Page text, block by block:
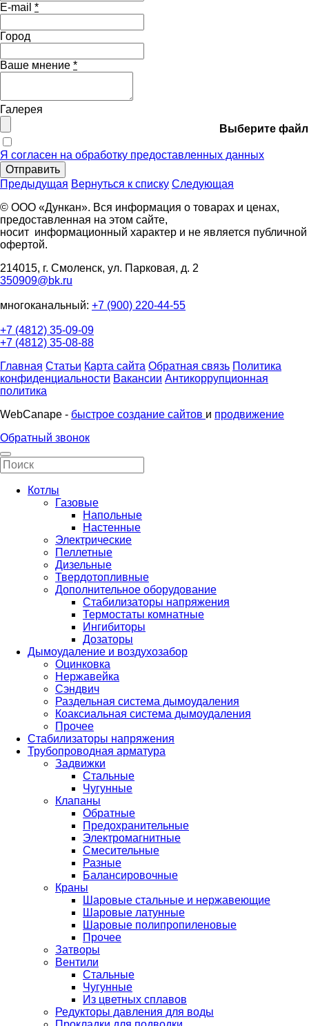
E-mail *
Город
Ваше мнение *
Галерея
Выберите файл
Я согласен на обработку предоставленных данных
Отправить
Предыдущая Вернуться к списку Следующая
© ООО «Дункан». Вся информация о товарах и ценах,
предоставленная на этом сайте,
носит информационный характер и не является публичной
офертой.
214015, г. Смоленск, ул. Парковая, д. 2
350909@bk.ru
многоканальный: +7 (900) 220-44-55
+7 (4812) 35-09-09
+7 (4812) 35-08-88
Главная Статьи Карта сайта Обратная связь Политика
конфиденциальности Вакансии Антикоррупционная
политика
WebCanape - быстрое создание сайтов и продвижение
Обратный звонок
Котлы
Газовые
Напольные
Настенные
Электрические
Пеллетные
Дизельные
Твердотопливные
Дополнительное оборудование
Стабилизаторы напряжения
Термостаты комнатные
Ингибиторы
Дозаторы
Дымоудаление и воздухозабор
Оцинковка
Нержавейка
Сэндвич
Раздельная система дымоудаления
Коаксиальная система дымоудаления
Прочее
Стабилизаторы напряжения
Трубопроводная арматура
Задвижки
Стальные
Чугунные
Клапаны
Обратные
Предохранительные
Электромагнитные
Смесительные
Разные
Балансировочные
Краны
Шаровые стальные и нержавеющие
Шаровые латунные
Шаровые полипропиленовые
Прочее
Затворы
Вентили
Стальные
Чугунные
Из цветных сплавов
Редукторы давления для воды